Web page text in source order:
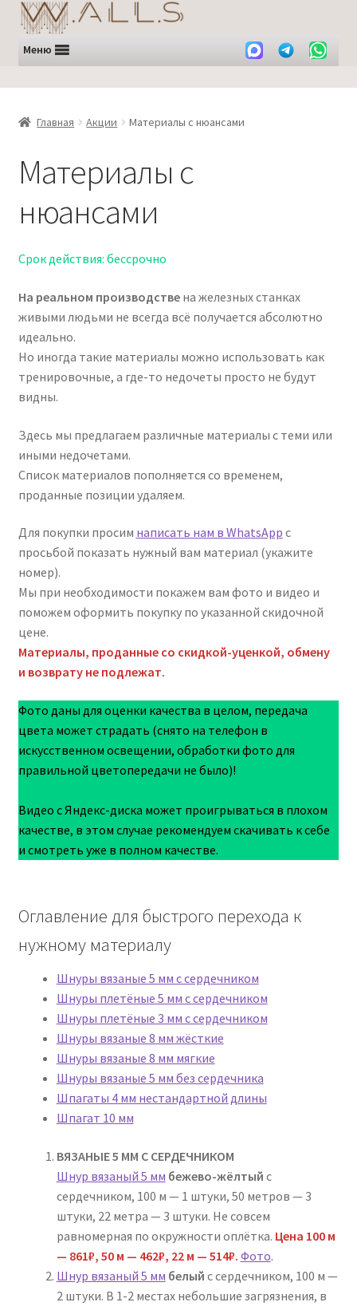
Перейти
к
навигации
Перейти
к
содержимому
Меню
Главная Акции Материалы с нюансами
Материалы с
нюансами
Срок действия: бессрочно
На реальном производстве на железных станках
живыми людьми не всегда всё получается абсолютно
идеально.
Но иногда такие материалы можно использовать как
тренировочные, а где-то недочеты просто не будут
видны.
Здесь мы предлагаем различные материалы с теми или
иными недочетами.
Список материалов пополняется со временем,
проданные позиции удаляем.
Для покупки просим написать нам в WhatsApp с
просьбой показать нужный вам материал (укажите
номер).
Мы при необходимости покажем вам фото и видео и
поможем оформить покупку по указанной скидочной
цене.
Материалы, проданные со скидкой-уценкой, обмену
и возврату не подлежат.
Фото даны для оценки качества в целом, передача
цвета может страдать (снято на телефон в
искусственном освещении, обработки фото для
правильной цветопередачи не было)!
Видео с Яндекс-диска может проигрываться в плохом
качестве, в этом случае рекомендуем скачивать к себе
и смотреть уже в полном качестве.
Оглавление для быстрого перехода к
нужному материалу
Шнуры вязаные 5 мм с сердечником
Шнуры плетёные 5 мм с сердечником
Шнуры плетёные 3 мм с сердечником
Шнуры вязаные 8 мм жёсткие
Шнуры вязаные 8 мм мягкие
Шнуры вязаные 5 мм без сердечника
Шпагаты 4 мм нестандартной длины
Шпагат 10 мм
ВЯЗАНЫЕ 5 ММ С СЕРДЕЧНИКОМ
Шнур вязаный 5 мм бежево-жёлтый с
сердечником, 100 м — 1 штуки, 50 метров — 3
штуки, 22 метра — 3 штуки. Не совсем
равномерная по окружности оплётка. Цена 100 м
— 861₽, 50 м — 462₽, 22 м — 514₽. Фото.
Шнур вязаный 5 мм белый с сердечником, 100 м —
2 штуки. В 1-2 местах небольшие загрязнения, в